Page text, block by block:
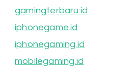
gamingterbaru.id
iphonegame.id
iphonegaming.id
mobilegaming.id